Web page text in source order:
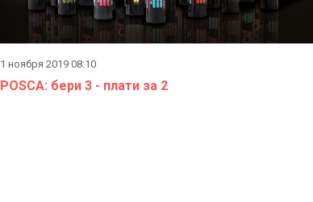
1 ноября 2019 08:10
POSCA: бери 3 - плати за 2